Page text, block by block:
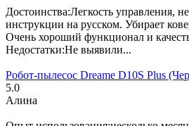
Достоинства:Легкость управления,
инструкции на русском. Убирает
Очень хороший функционал и
Недостатки:Не выявили...
Робот-пылесос Dreame D10S Plus
5.0
Алина